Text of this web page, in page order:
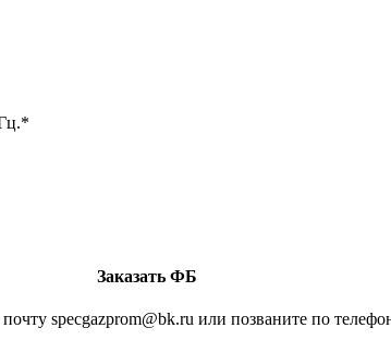
Заказать ФБ
specgazprom@bk.ru или позваните по